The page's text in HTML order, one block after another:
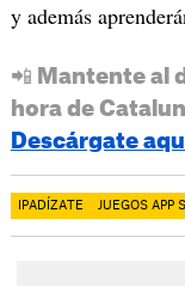
y además
📲 Mantente al
hora de
Descárgate
IPADÍZATE JUEGOS APP